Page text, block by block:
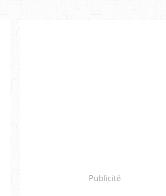
Publicité